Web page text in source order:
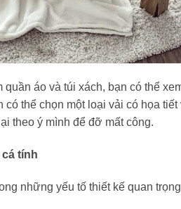
quần áo và túi xách, bạn có thể
có thể chọn một loại vải có họa
theo ý mình để đỡ mất công.
tính
những yếu tố thiết kế quan